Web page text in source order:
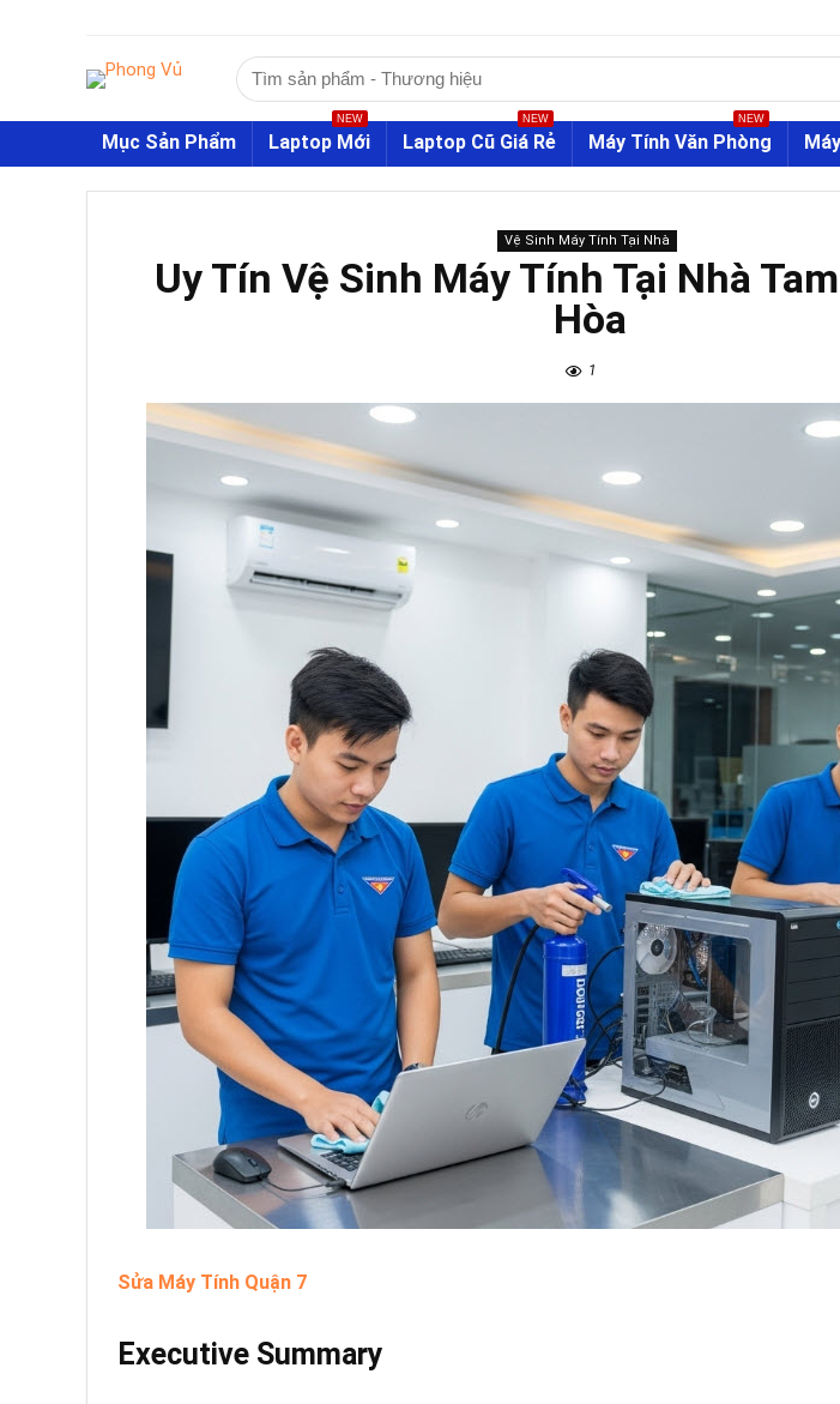
Tìm
kiếm:
Mục Sản Phẩm Laptop Mới
NEW
Laptop Cũ Giá Rẻ
NEW
Máy Tính Văn Phòng
NEW
Vệ Sinh Máy Tính Tại Nhà
Uy Tín Vệ Sinh Máy Tính Tại Nhà
Hòa
1
Sửa Máy Tính Quận 7
Executive Summary